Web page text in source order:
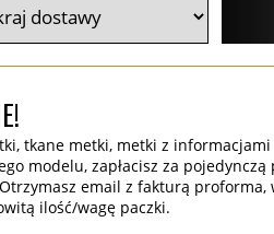
tkane metki, metki z
modelu, zapłacisz za pojedynczą
email z fakturą
ilość/wagę paczki.